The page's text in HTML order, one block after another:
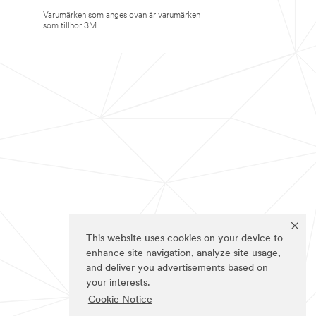
This website uses cookies on your device to
enhance site navigation, analyze site usage,
and deliver you advertisements based on
your interests.
Cookie Notice
Varumärken som anges ovan är varumärken
som tillhör 3M.